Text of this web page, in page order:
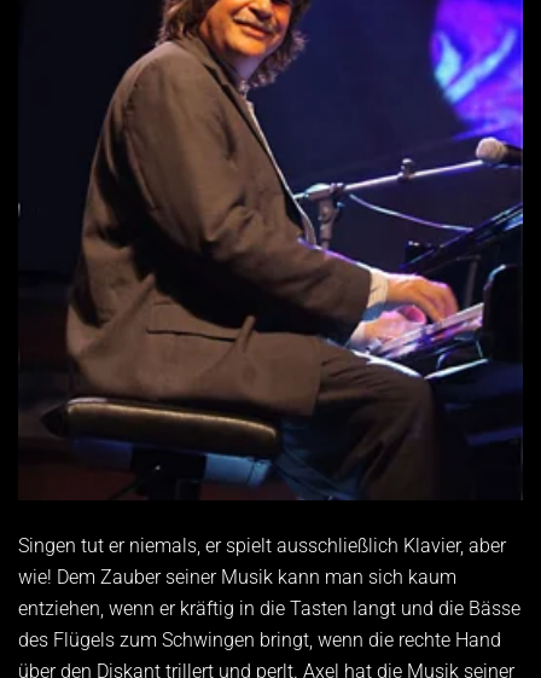
Singen tut er niemals, er spielt ausschließlich Klavier, aber
wie! Dem Zauber seiner Musik kann man sich kaum
entziehen, wenn er kräftig in die Tasten langt und die Bässe
des Flügels zum Schwingen bringt, wenn die rechte Hand
über den Diskant trillert und perlt. Axel hat die Musik seiner